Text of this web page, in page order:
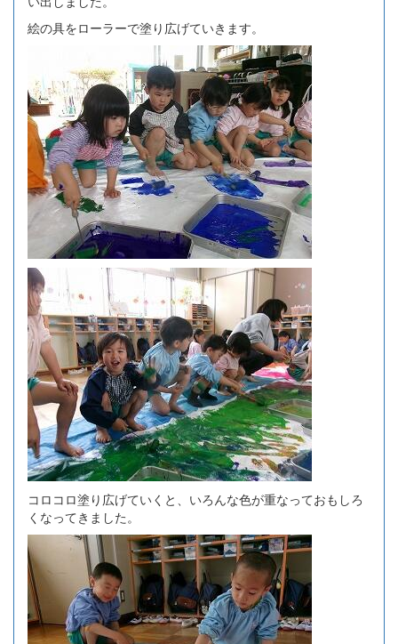
絵の具をローラーで塗り広げていきます。
コロコロ塗り広げていくと、いろんな色が重なっておもしろ
くなってきました。